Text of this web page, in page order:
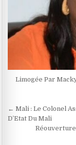
Limogée Par
Navigation
de
← Mali : Le Colonel
D’Etat Du Mali
Réouverture